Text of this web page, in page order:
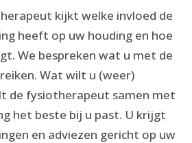
kijkt welke invloed de
heeft op uw houding en hoe
We bespreken wat u met de
Wat wilt u (weer)
de fysiotherapeut samen met
het beste bij u past. U krijgt
en adviezen gericht op uw